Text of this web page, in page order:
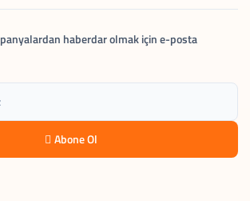
haberdar olmak için e-posta
Abone Ol